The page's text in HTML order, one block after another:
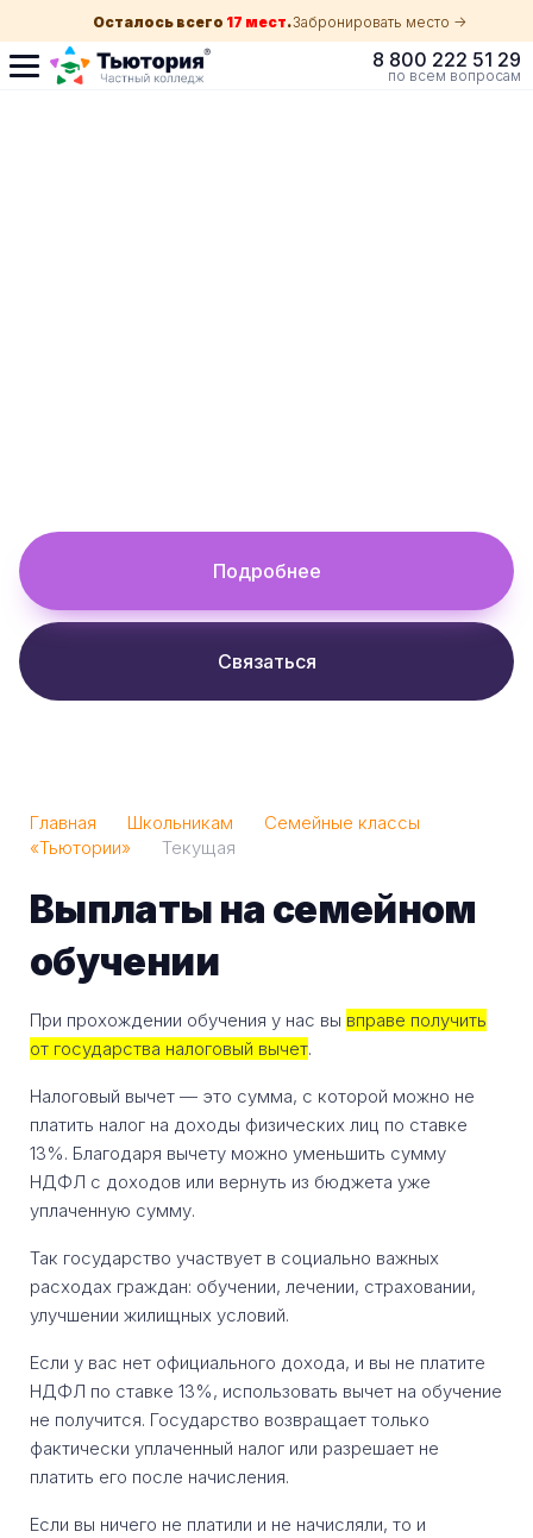
Осталось всего 17 мест.Забронировать место ->
8 800 222 51 29
по всем вопросам
Подробнее
Связаться
Главная Школьникам
Семейные классы
«Тьютории»
Текущая
Выплаты на семейном
обучении
При прохождении обучения у нас вы вправе получить
от государства налоговый вычет.
Налоговый вычет — это сумма, с которой можно не
платить налог на доходы физических лиц по ставке
13%. Благодаря вычету можно уменьшить сумму
НДФЛ с доходов или вернуть из бюджета уже
уплаченную сумму.
Так государство участвует в социально важных
расходах граждан: обучении, лечении, страховании,
улучшении жилищных условий.
Если у вас нет официального дохода, и вы не платите
НДФЛ по ставке 13%, использовать вычет на обучение
не получится. Государство возвращает только
фактически уплаченный налог или разрешает не
платить его после начисления.
Если вы ничего не платили и не начисляли, то и